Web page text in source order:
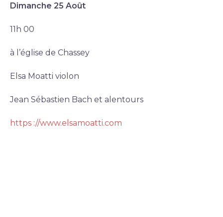
Dimanche 25 Août
11h 00
à l’église de Chassey
Elsa Moatti violon
Jean Sébastien Bach et alentours
https ://www.elsamoatti.com